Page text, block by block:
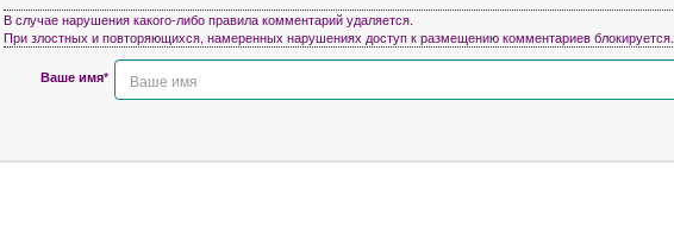
В случае нарушения какого-либо правила комментарий удаляется.
При злостных и повторяющихся, намеренных нарушениях доступ к размещению комментариев блокируется.
Ваше имя*